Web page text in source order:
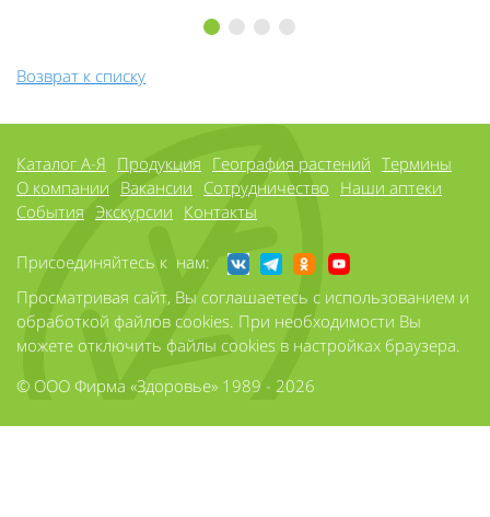
Возврат к списку
Каталог А-Я Продукция География растений Термины
О компании Вакансии Сотрудничество Наши аптеки
События Экскурсии Контакты
Присоединяйтесь к нам:
Просматривая сайт, Вы соглашаетесь с использованием и
обработкой файлов cookies. При необходимости Вы
можете отключить файлы cookies в настройках браузера.
© ООО Фирма «Здоровье» 1989 - 2026